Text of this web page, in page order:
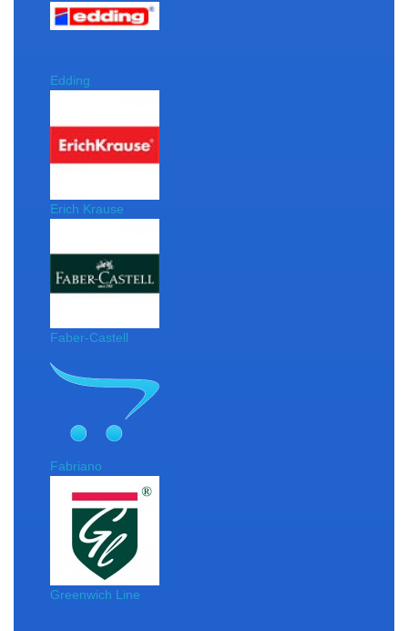
Edding
Erich Krause
Faber-Castell
Fabriano
Greenwich Line